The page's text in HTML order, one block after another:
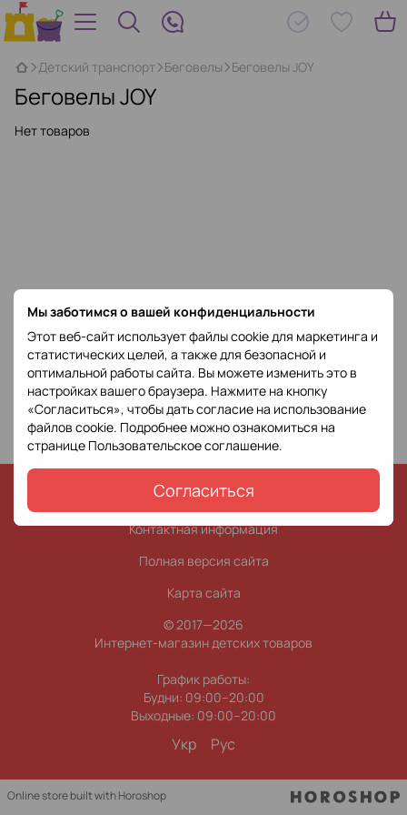
Мы заботимся о вашей конфиденциальности
Этот веб-сайт использует файлы cookie для маркетинга и
статистических целей, а также для безопасной и
оптимальной работы сайта. Вы можете изменить это в
настройках вашего браузера. Нажмите на кнопку
«Согласиться», чтобы дать согласие на использование
файлов cookie. Подробнее можно ознакомиться на
странице Пользовательское соглашение.
Согласиться
Детский транспорт Беговелы Беговелы JOY
Беговелы JOY
Нет товаров
0 (800) 338 965 0 (63) 0 338 965
Контактная информация
Полная версия сайта
Карта сайта
© 2017—2026
Интернет-магазин детских товаров
График работы:
Будни: 09:00–20:00
Выходные: 09:00–20:00
Укр Рус
Online store built with Horoshop